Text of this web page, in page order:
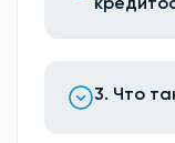
3. Что